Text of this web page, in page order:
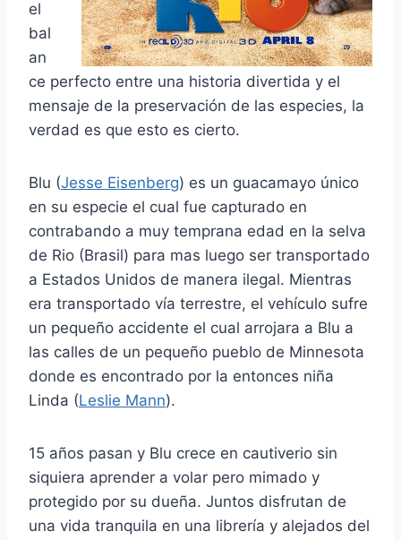
el
bal
an
ce perfecto entre una historia divertida y el
mensaje de la preservación de las especies, la
verdad es que esto es cierto.
Blu (Jesse Eisenberg) es un guacamayo único
en su especie el cual fue capturado en
contrabando a muy temprana edad en la selva
de Rio (Brasil) para mas luego ser transportado
a Estados Unidos de manera ilegal. Mientras
era transportado vía terrestre, el vehículo sufre
un pequeño accidente el cual arrojara a Blu a
las calles de un pequeño pueblo de Minnesota
donde es encontrado por la entonces niña
Linda (Leslie Mann).
15 años pasan y Blu crece en cautiverio sin
siquiera aprender a volar pero mimado y
protegido por su dueña. Juntos disfrutan de
una vida tranquila en una librería y alejados del